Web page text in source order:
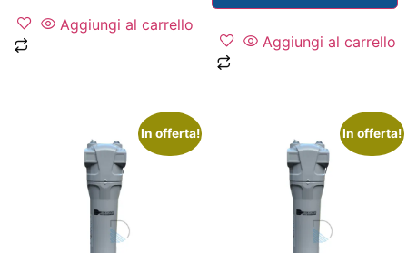
Aggiungi al carrello
Aggiungi al carrello
In offerta! In offerta!